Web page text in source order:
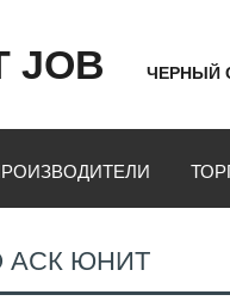
JOB ЧЕРНЫЙ
АСК ЮНИТ